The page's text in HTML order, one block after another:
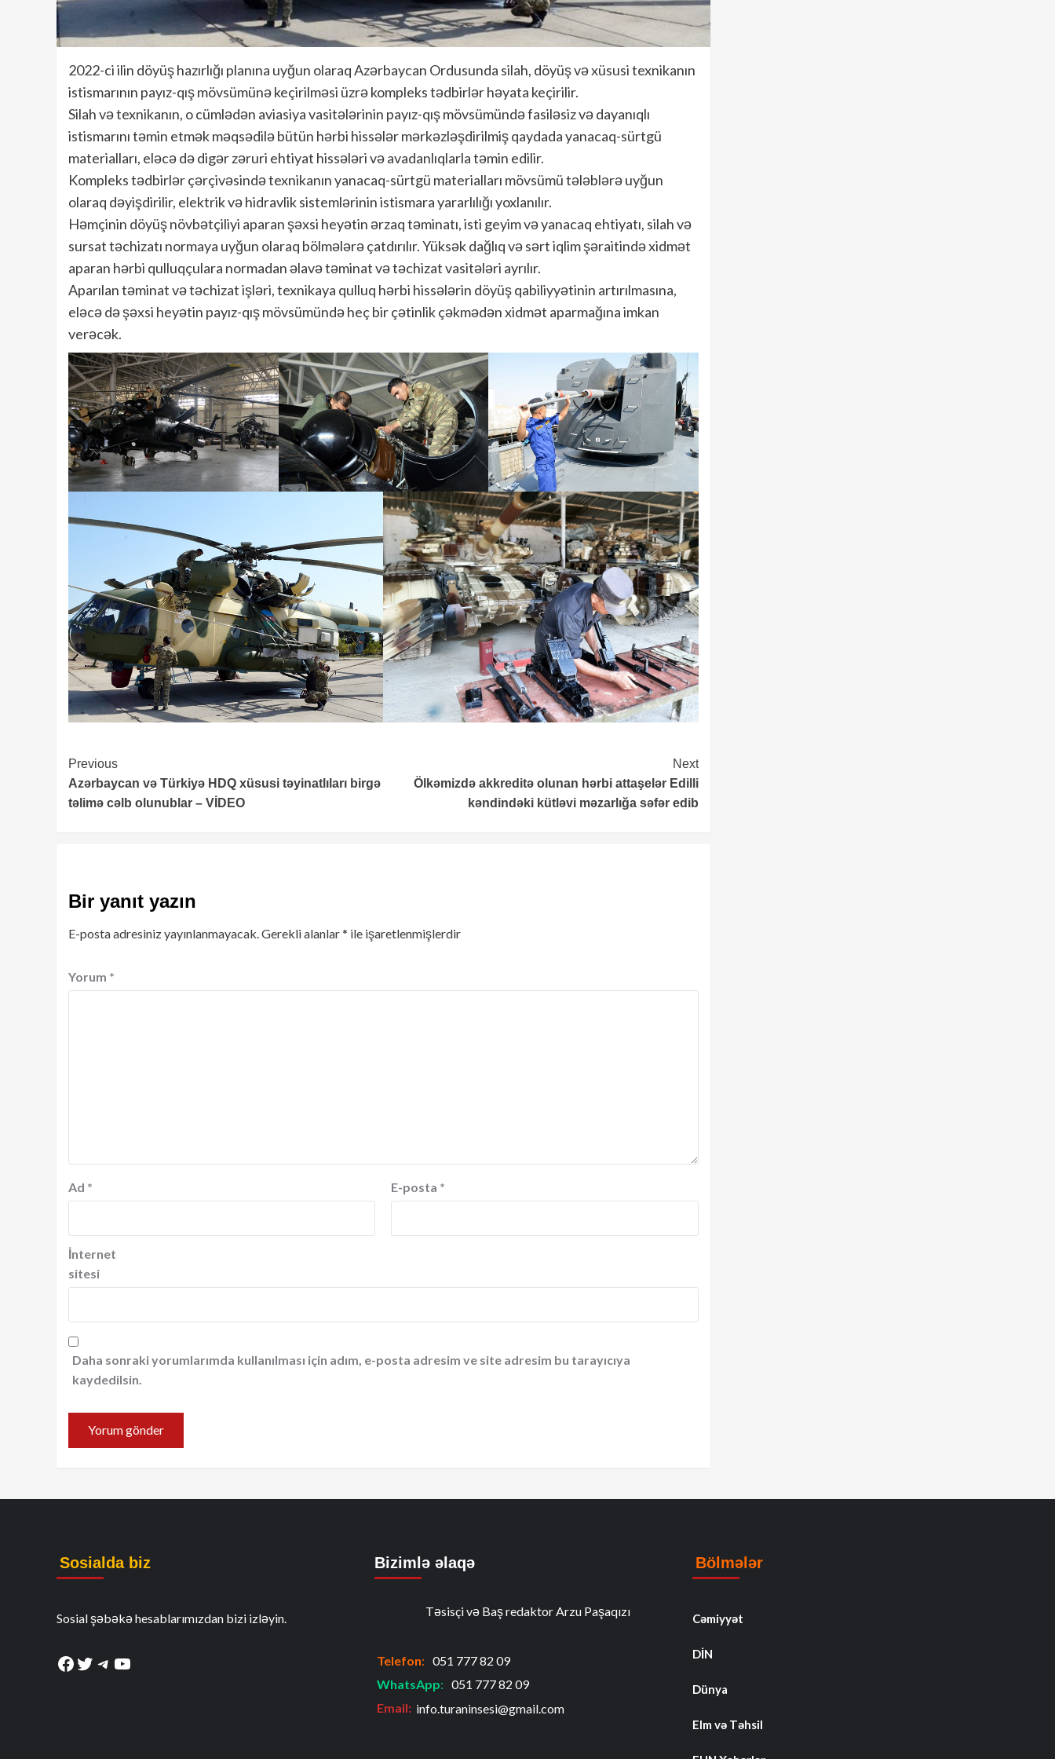
2022-ci ilin döyüş hazırlığı planına uyğun olaraq Azərbaycan Ordusunda silah, döyüş və xüsusi texnikanın
istismarının payız-qış mövsümünə keçirilməsi üzrə kompleks tədbirlər həyata keçirilir.
Silah və texnikanın, o cümlədən aviasiya vasitələrinin payız-qış mövsümündə fasiləsiz və dayanıqlı
istismarını təmin etmək məqsədilə bütün hərbi hissələr mərkəzləşdirilmiş qaydada yanacaq-sürtgü
materialları, eləcə də digər zəruri ehtiyat hissələri və avadanlıqlarla təmin edilir.
Kompleks tədbirlər çərçivəsində texnikanın yanacaq-sürtgü materialları mövsümü tələblərə uyğun
olaraq dəyişdirilir, elektrik və hidravlik sistemlərinin istismara yararlılığı yoxlanılır.
Həmçinin döyüş növbətçiliyi aparan şəxsi heyətin ərzaq təminatı, isti geyim və yanacaq ehtiyatı, silah və
sursat təchizatı normaya uyğun olaraq bölmələrə çatdırılır. Yüksək dağlıq və sərt iqlim şəraitində xidmət
aparan hərbi qulluqçulara normadan əlavə təminat və təchizat vasitələri ayrılır.
Aparılan təminat və təchizat işləri, texnikaya qulluq hərbi hissələrin döyüş qabiliyyətinin artırılmasına,
eləcə də şəxsi heyətin payız-qış mövsümündə heç bir çətinlik çəkmədən xidmət aparmağına imkan
verəcək.
Continue
Reading
Previous
Azərbaycan və Türkiyə HDQ xüsusi təyinatlıları birgə
təlimə cəlb olunublar – VİDEO
Next
Ölkəmizdə akkreditə olunan hərbi attaşelər Edilli
kəndindəki kütləvi məzarlığa səfər edib
Bir yanıt yazın
E-posta adresiniz yayınlanmayacak. Gerekli alanlar* ile işaretlenmişlerdir
Yorum *
Ad * E-posta *
İnternet
sitesi
Daha sonraki yorumlarımda kullanılması için adım, e-posta adresim ve site adresim bu tarayıcıya
kaydedilsin.
Sosialda biz
Sosial şəbəkə hesablarımızdan bizi izləyin.
Facebook
Twitter
Telegram
YouTube
Bizimlə əlaqə
Təsisçi və Baş redaktor Arzu Paşaqızı
Telefon: 051 777 82 09
WhatsApp: 051 777 82 09
Email: info.turaninsesi@gmail.com
Bölmələr
Cəmiyyət
DİN
Dünya
Elm və Təhsil